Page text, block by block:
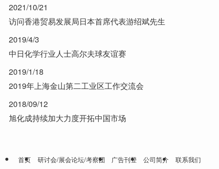
2021/10/21
访问香港贸易发展局日本首席代表游绍斌先生
2019/4/3
中日化学行业人士高尔夫球友谊赛
2019/1/18
2019年上海金山第二工业区工作交流会
2018/09/12
旭化成持续加大力度开拓中国市场
首页 研讨会/展会论坛/考察团 广告刊登 公司简介
联系我们